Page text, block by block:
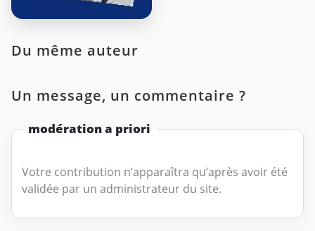
Du même auteur
Un message, un commentaire ?
modération a priori
Votre contribution n’apparaîtra qu’après avoir été
validée par un administrateur du site.